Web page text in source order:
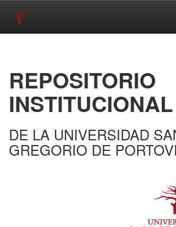
REPOSITORIO
INSTITUCIONAL
DE LA UNIVERSIDAD
GREGORIO DE